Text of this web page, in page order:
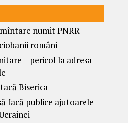
numit PNRR
români
– pericol la adresa
Biserica
facă publice ajutoarele